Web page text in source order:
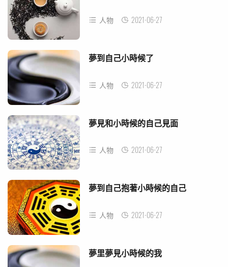
人物 2021-06-27
夢到自己小時候了
人物 2021-06-27
夢見和小時候的自己見面
人物 2021-06-27
夢到自己抱著小時候的自己
人物 2021-06-27
夢里夢見小時候的我